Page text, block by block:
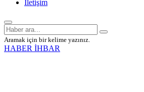
İletişim
Aramak için bir kelime yazınız.
HABER İHBAR